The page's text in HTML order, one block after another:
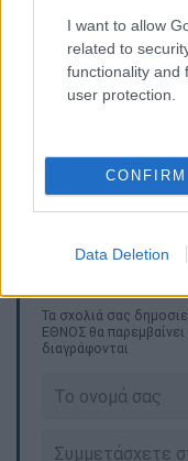
I want to allow
related to
functionality and
user protection.
CONFIRM
Data Deletion
Οι δύο
One» και
τεράστια
office, ενώ
Τα σχολιά σας
ΕΘΝΟΣ θα
διαγράφονται